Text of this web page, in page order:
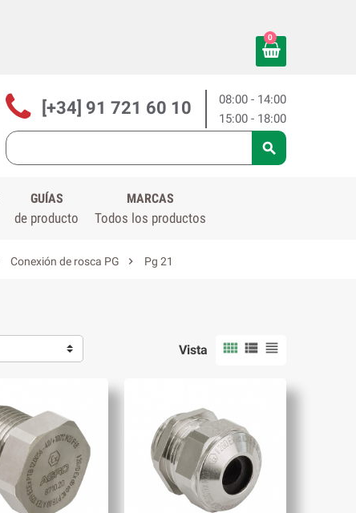
0
08:00 - 14:00
15:00 - 18:00
[+34] 91 721 60 10

GUÍAS
de producto
MARCAS
Todos los productos
Conexión de rosca PG  Pg 21
Vista   